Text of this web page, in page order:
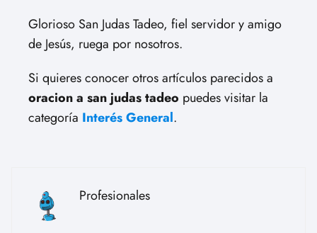
Glorioso San Judas Tadeo, fiel servidor y amigo
de Jesús, ruega por nosotros.
Si quieres conocer otros artículos parecidos a
oracion a san judas tadeo puedes visitar la
categoría Interés General.
Profesionales